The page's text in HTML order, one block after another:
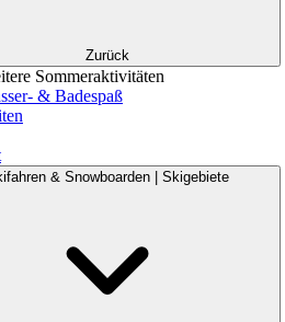
Zurück
Sommeraktivitäten
& Badespaß
& Snowboarden | Skigebiete